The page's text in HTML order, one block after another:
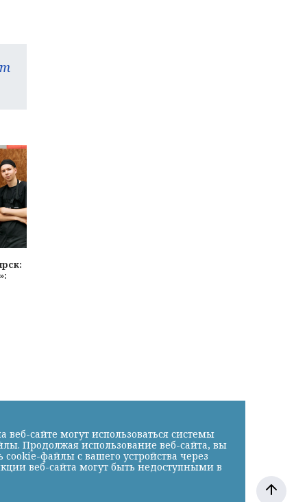
сайте могут использоваться системы
Продолжая использование веб-сайта, вы
файлы с вашего устройства через
веб-сайта могут быть недоступными в